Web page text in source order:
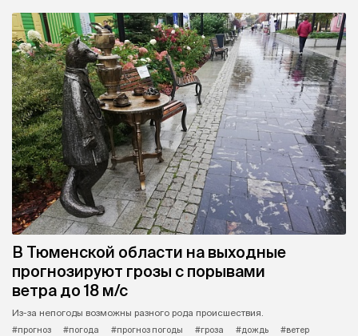
В Тюменской области на выходные
прогнозируют грозы с порывами
ветра до 18 м/с
Из-за непогоды возможны разного рода происшествия.
#прогноз
#погода #прогноз погоды #гроза #дождь
#ветер